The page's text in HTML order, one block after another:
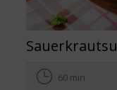
60 min